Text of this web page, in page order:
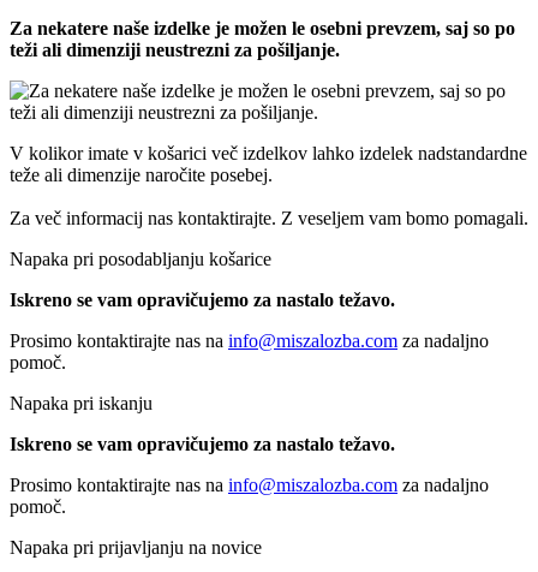
Za nekatere naše izdelke je možen le osebni prevzem, saj so po
teži ali dimenziji neustrezni za pošiljanje.
V kolikor imate v košarici več izdelkov lahko izdelek nadstandardne
teže ali dimenzije naročite posebej.
Za več informacij nas kontaktirajte. Z veseljem vam bomo pomagali.
Napaka pri posodabljanju košarice
Iskreno se vam opravičujemo za nastalo težavo.
Prosimo kontaktirajte nas na info@miszalozba.com za nadaljno
pomoč.
Napaka pri iskanju
Iskreno se vam opravičujemo za nastalo težavo.
Prosimo kontaktirajte nas na info@miszalozba.com za nadaljno
pomoč.
Napaka pri prijavljanju na novice